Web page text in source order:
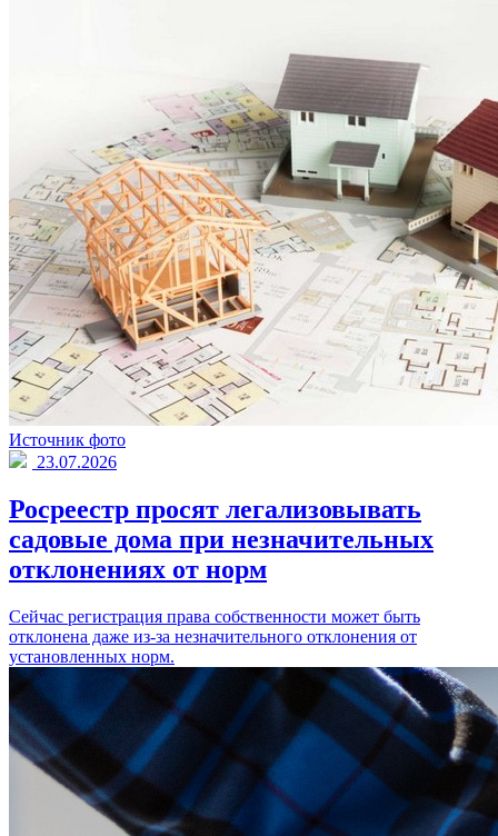
Источник фото
23.07.2026
Росреестр просят легализовывать
садовые дома при незначительных
отклонениях от норм
Сейчас регистрация права собственности может быть
отклонена даже из-за незначительного отклонения от
установленных норм.